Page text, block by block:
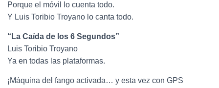
Porque el móvil lo cuenta todo.
Y Luis Toribio Troyano lo canta todo.
“La Caída de los 6 Segundos”
Luis Toribio Troyano
Ya en todas las plataformas.
¡Máquina del fango activada… y esta vez con GPS